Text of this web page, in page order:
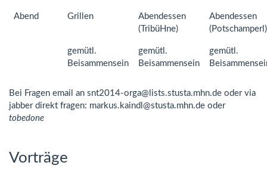
Abend Grillen
Abendessen
(TribüHne)
Abendessen
(Potschamperl)
gemütl.
Beisammensein
gemütl.
Beisammensein
gemütl.
Bei Fragen email an snt2014-orga@lists.stusta.mhn.de oder via
jabber direkt fragen: markus.kaindl@stusta.mhn.de oder
tobedone
Vorträge